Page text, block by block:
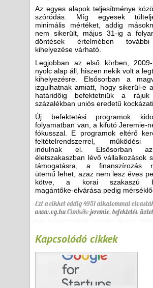
Az egyes alapok teljesítménye
szóródás. Míg egyesek
minimális mértéket, addig
nem sikerült, május 31-ig a
döntések értelmében
kihelyezése várható.
Legjobban az első körben,
nyolc alap áll, hiszen nekik volt a
kihelyezésre. Elsősorban a
izgulhatnak amiatt, hogy sikerül-e
határidőig befektetniük a
százalékban uniós eredetű
Új befektetési programok
folyamatban van, a kifutó Jeremie-
fókusszal. E programok eltérő
feltételrendszerrel, működési
indulnak el. Elsősorban
életszakaszban lévő vállalkozások
támogatásra, a finanszírozás
ütemű lehet, azaz nem lesz éves
kötve, a korai szakaszú
magántőke-elvárása pedig
Ezt a cikket eddig 4951 alkalommal
www.vg.huCimkék:jeremie, befektetés, üzlet
Kapcsolódó cikkek